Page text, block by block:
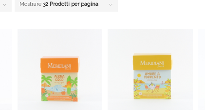
Mostrare 32 Prodotti per pagina